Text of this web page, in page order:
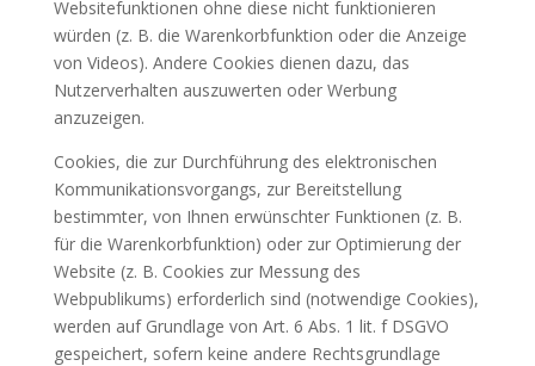
Websitefunktionen ohne diese nicht funktionieren
würden (z. B. die Warenkorbfunktion oder die Anzeige
von Videos). Andere Cookies dienen dazu, das
Nutzerverhalten auszuwerten oder Werbung
anzuzeigen.
Cookies, die zur Durchführung des elektronischen
Kommunikationsvorgangs, zur Bereitstellung
bestimmter, von Ihnen erwünschter Funktionen (z. B.
für die Warenkorbfunktion) oder zur Optimierung der
Website (z. B. Cookies zur Messung des
Webpublikums) erforderlich sind (notwendige Cookies),
werden auf Grundlage von Art. 6 Abs. 1 lit. f DSGVO
gespeichert, sofern keine andere Rechtsgrundlage